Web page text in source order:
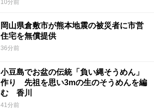
10分前
岡山県倉敷市が熊本地震の被災者に市営
住宅を無償提供
36分前
小豆島でお盆の伝統「負い縄そうめん」
作り 先祖を思い3mの生のそうめんを編
む 香川
41分前